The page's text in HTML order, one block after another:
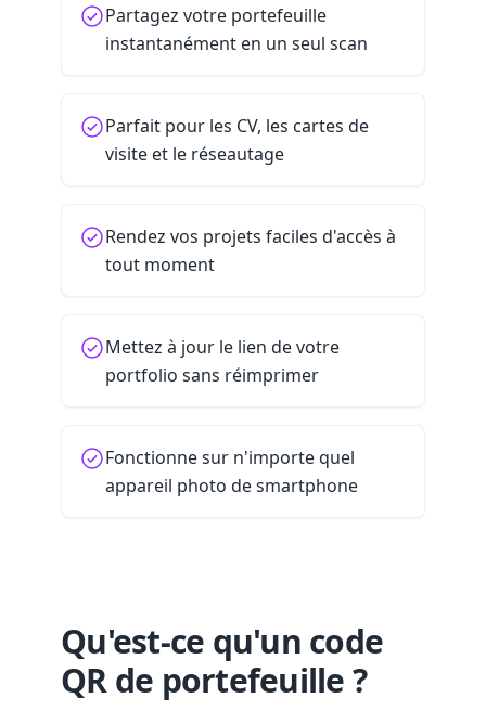
Partagez votre portefeuille
instantanément en un seul scan
Parfait pour les CV, les cartes de
visite et le réseautage
Rendez vos projets faciles d'accès à
tout moment
Mettez à jour le lien de votre
portfolio sans réimprimer
Fonctionne sur n'importe quel
appareil photo de smartphone
Qu'est-ce qu'un code
QR de portefeuille ?